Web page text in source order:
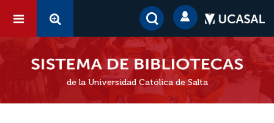
de la Universidad Católica de Salta